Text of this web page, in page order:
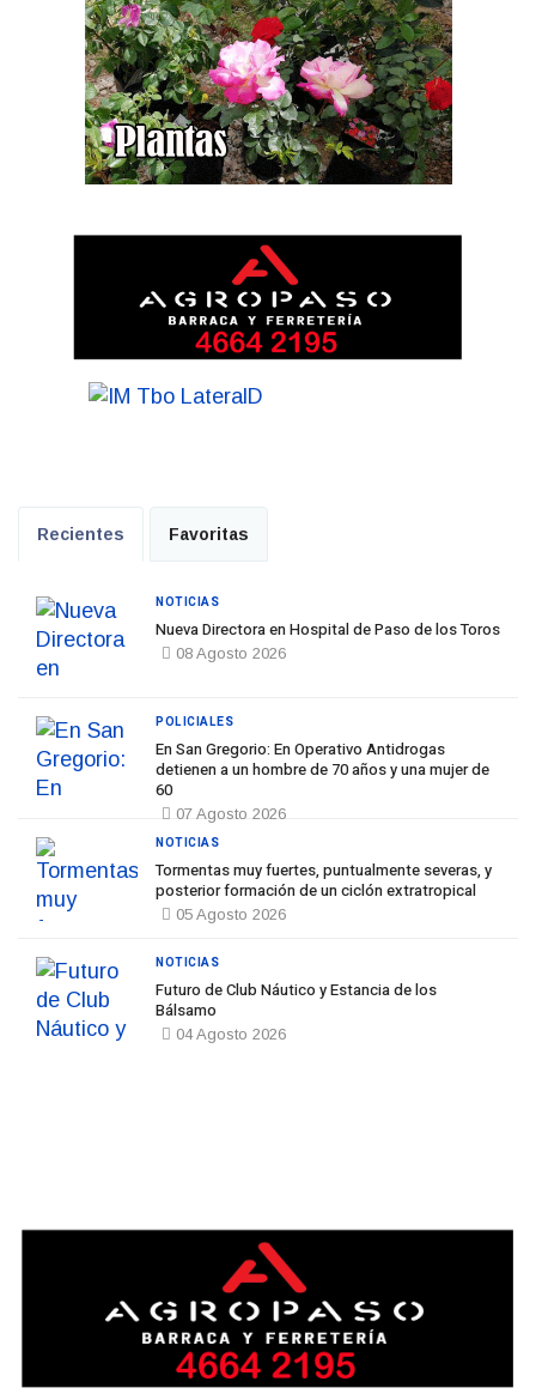
Recientes Favoritas
Nueva Directora en Hospital de Paso de los Toros
08 Agosto 2026
NOTICIAS
En San Gregorio: En Operativo Antidrogas
detienen a un hombre de 70 años y una mujer de
60
07 Agosto 2026
POLICIALES
Tormentas muy fuertes, puntualmente severas, y
posterior formación de un ciclón extratropical
05 Agosto 2026
NOTICIAS
Futuro de Club Náutico y Estancia de los
Bálsamo
04 Agosto 2026
NOTICIAS